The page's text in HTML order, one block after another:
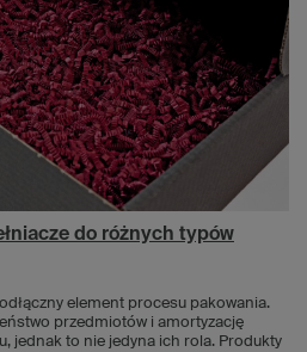
do różnych typów
element procesu pakowania.
przedmiotów i amortyzację
jednak to nie jedyna ich rola. Produkty